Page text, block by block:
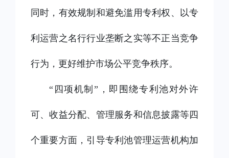
同时，有效规制和避免滥用专利权、以专
利运营之名行行业垄断之实等不正当竞争
行为，更好维护市场公平竞争秩序。
“四项机制”，即围绕专利池对外许
可、收益分配、管理服务和信息披露等四
个重要方面，引导专利池管理运营机构加